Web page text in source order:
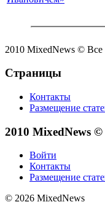
2010 MixedNews ©
Страницы
Контакты
Размещение
2010 MixedNews
Войти
Контакты
Размещение
© 2026 MixedNews